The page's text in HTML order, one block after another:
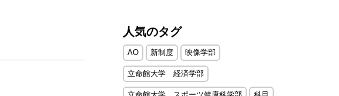
人気のタグ
AO 新制度 映像学部
立命館大学 経済学部